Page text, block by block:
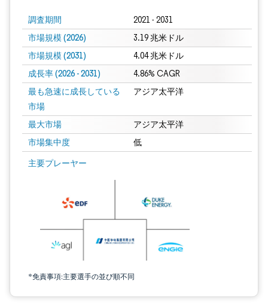
調査期間 2021 - 2031
市場規模 (2026) 3.19 兆米ドル
市場規模 (2031) 4.04 兆米ドル
成長率 (2026 - 2031) 4.86% CAGR
最も急速に成長している
市場
アジア太平洋
最大市場 アジア太平洋
市場集中度 低
主要プレーヤー
*免責事項:主要選手の並び順不同
画像 © Mordor Intelligence。再利用にはCC BY 4.0の表示が必要です。